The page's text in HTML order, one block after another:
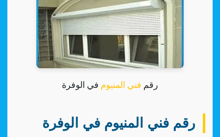
رقم فني المنيوم في الوفرة
رقم فني المنيوم في الوفرة